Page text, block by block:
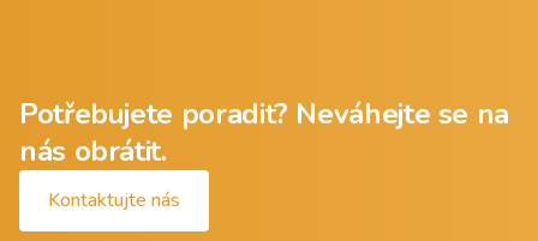
Potřebujete poradit? Neváhejte se na
nás obrátit.
Kontaktujte nás